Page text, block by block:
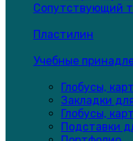
Сопутствующий
Пластилин
Учебные
Глобусы,
Закладки
Глобусы,
Подставки